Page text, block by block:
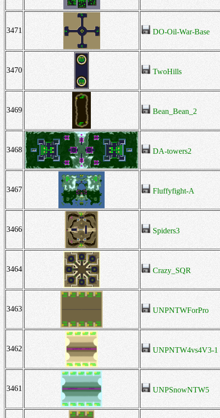
3471 DO-Oil-War-Base
3470 TwoHills
3469 Bean_Bean_2
3468 DA-towers2
3467 Fluffyfight-A
3466 Spiders3
3464 Crazy_SQR
3463 UNPNTWForPro
3462 UNPNTW4vs4V3-1
3461 UNPSnowNTW5